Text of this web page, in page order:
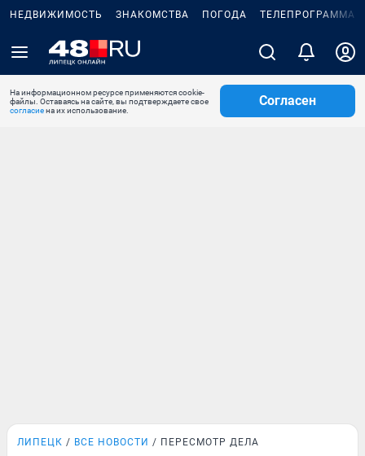
НЕДВИЖИМОСТЬ ЗНАКОМСТВА ПОГОДА ТЕЛЕПРОГРАММА
На информационном ресурсе применяются cookie-
файлы. Оставаясь на сайте, вы подтверждаете свое
согласиена их использование.
Согласен
ЛИПЕЦК ВСЕ НОВОСТИ ПЕРЕСМОТР ДЕЛА